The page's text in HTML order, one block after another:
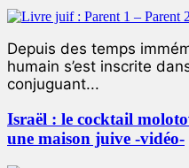
Depuis des temps
humain s’est inscrite
conjuguant...
Israël : le cocktail
une maison juive -vidéo-